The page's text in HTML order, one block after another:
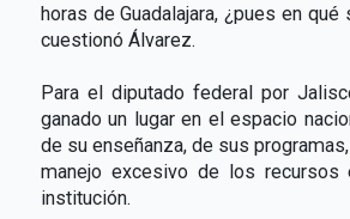
horas de Guadalajara, ¿pues en qué
cuestionó Álvarez.
Para el diputado federal por
ganado un lugar en el espacio
de su enseñanza, de sus
manejo excesivo de los recursos
institución.